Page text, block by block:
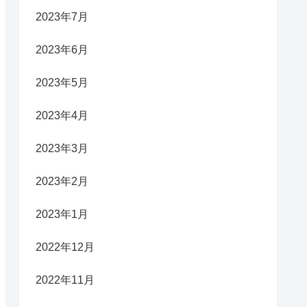
2023年7月
2023年6月
2023年5月
2023年4月
2023年3月
2023年2月
2023年1月
2022年12月
2022年11月